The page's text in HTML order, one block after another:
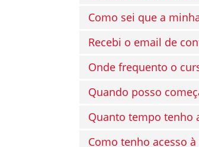
Como sei que a
Recebi o email de
Onde frequento o
Quando posso
Quanto tempo tenho
Como tenho acesso